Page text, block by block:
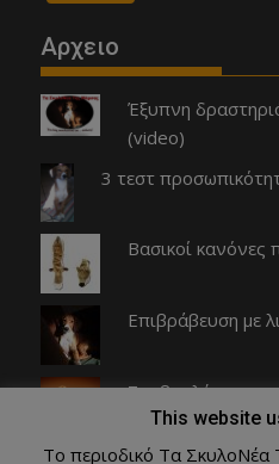
Αρχειο
Έξυπνη
(video)
3 τεστ
Βασικοί κανόνες
Επιβράβευση με
Συμβουλές για
This website
Το περιοδικό Τα ΣκυλοΝέα